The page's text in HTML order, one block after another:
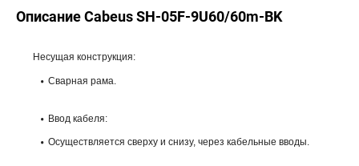
Описание Cabeus SH-05F-9U60/60m-BK
Несущая конструкция:
Сварная рама.
Ввод кабеля:
Осуществляется сверху и снизу, через кабельные вводы.